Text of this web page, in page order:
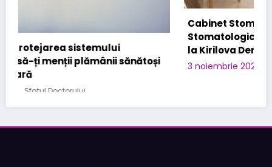
Cabinet Stomatologic specializat in Urgente
Stomatologice – interventii rapide in Bucuresti
la Kirilova Dent
3 noiembrie 2025 Sfatul Doctorului